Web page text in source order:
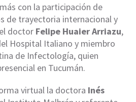
con la participación de
de trayectoria internacional y
doctor Felipe Huaier Arriazu,
Hospital Italiano y miembro
de Infectología, quien
en Tucumán.
virtual la doctora Inés